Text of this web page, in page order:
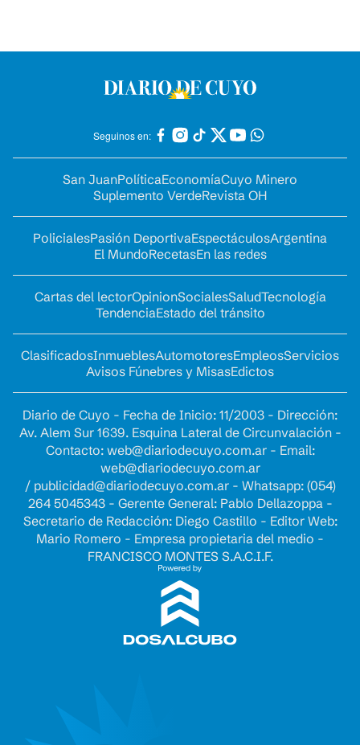
Seguinos en:
San JuanPolíticaEconomíaCuyo Minero
Suplemento VerdeRevista OH
PolicialesPasión DeportivaEspectáculosArgentina
El MundoRecetasEn las redes
Cartas del lectorOpinionSocialesSaludTecnología
TendenciaEstado del tránsito
ClasificadosInmueblesAutomotoresEmpleosServicios
Avisos Fúnebres y MisasEdictos
Diario de Cuyo - Fecha de Inicio: 11/2003 - Dirección:
Av. Alem Sur 1639. Esquina Lateral de Circunvalación -
Contacto: web@diariodecuyo.com.ar- Email:
web@diariodecuyo.com.ar
/ publicidad@diariodecuyo.com.ar- Whatsapp: (054)
264 5045343 - Gerente General: Pablo Dellazoppa -
Secretario de Redacción: Diego Castillo - Editor Web:
Mario Romero - Empresa propietaria del medio -
FRANCISCO MONTES S.A.C.I.F.